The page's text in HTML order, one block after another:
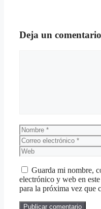
Deja un comentario
Nombre
Correo
electrónico
Web
Guarda mi nombre,
electrónico y web en
para la próxima vez que